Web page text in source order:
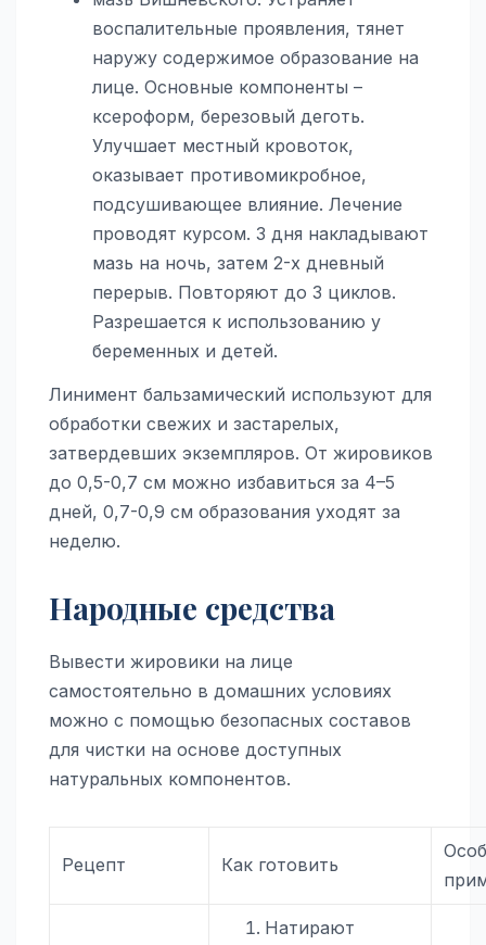
воспалительные проявления, тянет
наружу содержимое образование на
лице. Основные компоненты –
ксероформ, березовый деготь.
Улучшает местный кровоток,
оказывает противомикробное,
подсушивающее влияние. Лечение
проводят курсом. 3 дня накладывают
мазь на ночь, затем 2-х дневный
перерыв. Повторяют до 3 циклов.
Разрешается к использованию у
беременных и детей.
Линимент бальзамический используют для
обработки свежих и застарелых,
затвердевших экземпляров. От жировиков
до 0,5-0,7 см можно избавиться за 4–5
дней, 0,7-0,9 см образования уходят за
неделю.
Народные средства
Вывести жировики на лице
самостоятельно в домашних условиях
можно с помощью безопасных составов
для чистки на основе доступных
натуральных компонентов.
Рецепт Как готовить
Натирают